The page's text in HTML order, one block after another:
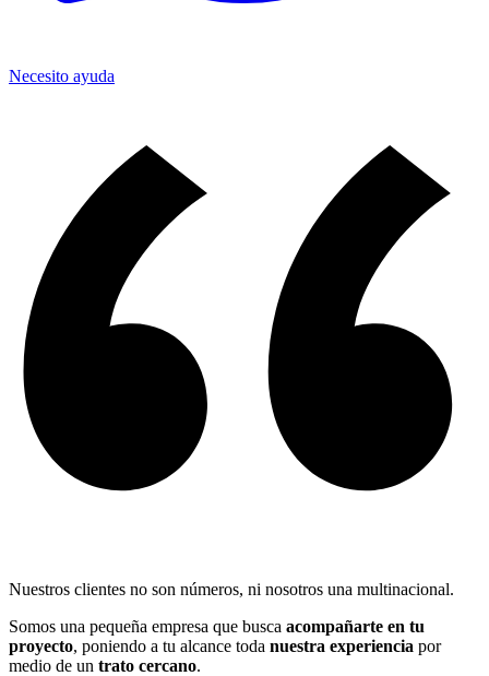
Necesito ayuda
Nuestros clientes no son números, ni nosotros una multinacional.
Somos una pequeña empresa que busca acompañarte en tu
proyecto, poniendo a tu alcance toda nuestra experiencia por
medio de un trato cercano.